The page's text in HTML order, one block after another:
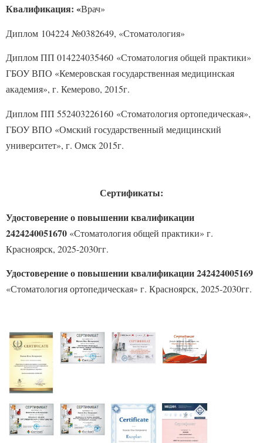
Квалификация: «Врач»
Диплом 104224 №0382649, «Стоматология»
Диплом ПП 014224035460 «Стоматология общей практики»
ГБОУ ВПО «Кемеровская государственная медицинская
академия», г. Кемерово, 2015г.
Диплом ПП 552403226160 «Стоматология ортопедическая»,
ГБОУ ВПО «Омский государственный медицинский
университет», г. Омск 2015г.
Сертификаты:
Удостоверение о повышении квалификации
2424240051670 «Стоматология общей практики» г.
Красноярск, 2025-2030гг.
Удостоверение о повышении квалификации 242424005169
«Стоматология ортопедическая» г. Красноярск, 2025-2030гг.